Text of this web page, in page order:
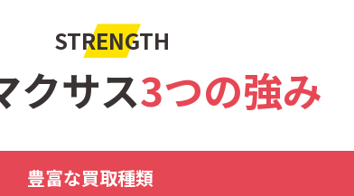
STRENGTH
クサス3つの強み
豊富な買取種類